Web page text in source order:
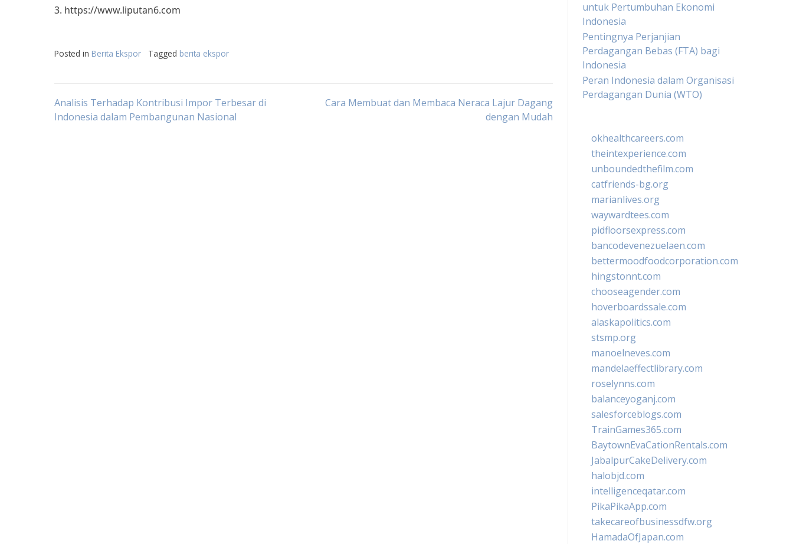
3. https://www.liputan6.com
Posted in Berita Ekspor Tagged berita ekspor
Post
Analisis Terhadap Kontribusi Impor Terbesar di
Indonesia dalam Pembangunan Nasional
Cara Membuat dan Membaca Neraca Lajur Dagang
dengan Mudah
untuk Pertumbuhan Ekonomi
Indonesia
Pentingnya Perjanjian
Perdagangan Bebas (FTA) bagi
Indonesia
Peran Indonesia dalam Organisasi
Perdagangan Dunia (WTO)
okhealthcareers.com
theintexperience.com
unboundedthefilm.com
catfriends-bg.org
marianlives.org
waywardtees.com
pidfloorsexpress.com
bancodevenezuelaen.com
bettermoodfoodcorporation.com
hingstonnt.com
chooseagender.com
hoverboardssale.com
alaskapolitics.com
stsmp.org
manoelneves.com
mandelaeffectlibrary.com
roselynns.com
balanceyoganj.com
salesforceblogs.com
TrainGames365.com
BaytownEvaCationRentals.com
JabalpurCakeDelivery.com
halobjd.com
intelligenceqatar.com
PikaPikaApp.com
takecareofbusinessdfw.org
HamadaOfJapan.com